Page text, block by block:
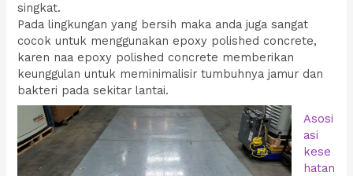
singkat.
Pada lingkungan yang bersih maka anda juga sangat
cocok untuk menggunakan epoxy polished concrete,
karen naa epoxy polished concrete memberikan
keunggulan untuk meminimalisir tumbuhnya jamur dan
bakteri pada sekitar lantai.
Asosi
asi
kese
hatan